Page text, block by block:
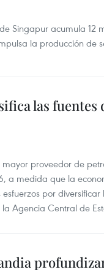
Singapur acumula 12
la producción de
las
mayor proveedor de
a medida que la
por
Agencia Central de